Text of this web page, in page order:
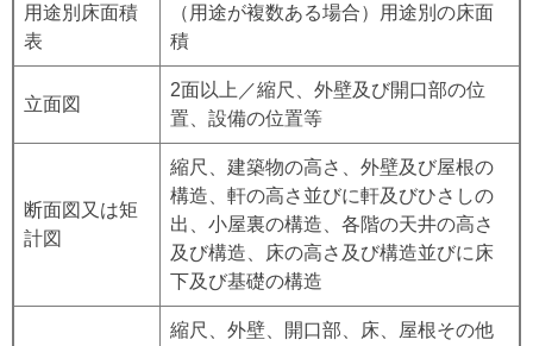
用途別床面積
表
（用途が複数ある場合）用途別の床面
積
立面図
2面以上／縮尺、外壁及び開口部の位
置、設備の位置等
断面図又は矩
計図
縮尺、建築物の高さ、外壁及び屋根の
構造、軒の高さ並びに軒及びひさしの
出、小屋裏の構造、各階の天井の高さ
及び構造、床の高さ及び構造並びに床
下及び基礎の構造
縮尺、外壁、開口部、床、屋根その他